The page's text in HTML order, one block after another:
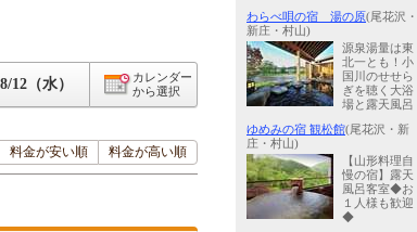
8/12（水）
カレンダー
から選択
料金が安い順 料金が高い順
わらべ唄の宿 湯の原(尾花沢・
新庄・村山)
源泉湯量は東
北一とも！小
国川のせせら
ぎを聴く大浴
場と露天風呂
ゆめみの宿 観松館(尾花沢・新
庄・村山)
【山形料理自
慢の宿】露天
風呂客室◆お
１人様も歓迎
◆